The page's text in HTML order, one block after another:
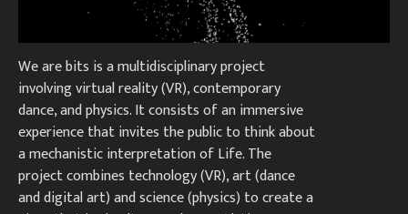
We are bits is a multidisciplinary project
involving virtual reality (VR), contemporary
dance, and physics. It consists of an immersive
experience that invites the public to think about
a mechanistic interpretation of Life. The
project combines technology (VR), art (dance
and digital art) and science (physics) to create a